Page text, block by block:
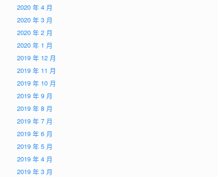
2020 年 4 月
2020 年 3 月
2020 年 2 月
2020 年 1 月
2019 年 12 月
2019 年 11 月
2019 年 10 月
2019 年 9 月
2019 年 8 月
2019 年 7 月
2019 年 6 月
2019 年 5 月
2019 年 4 月
2019 年 3 月